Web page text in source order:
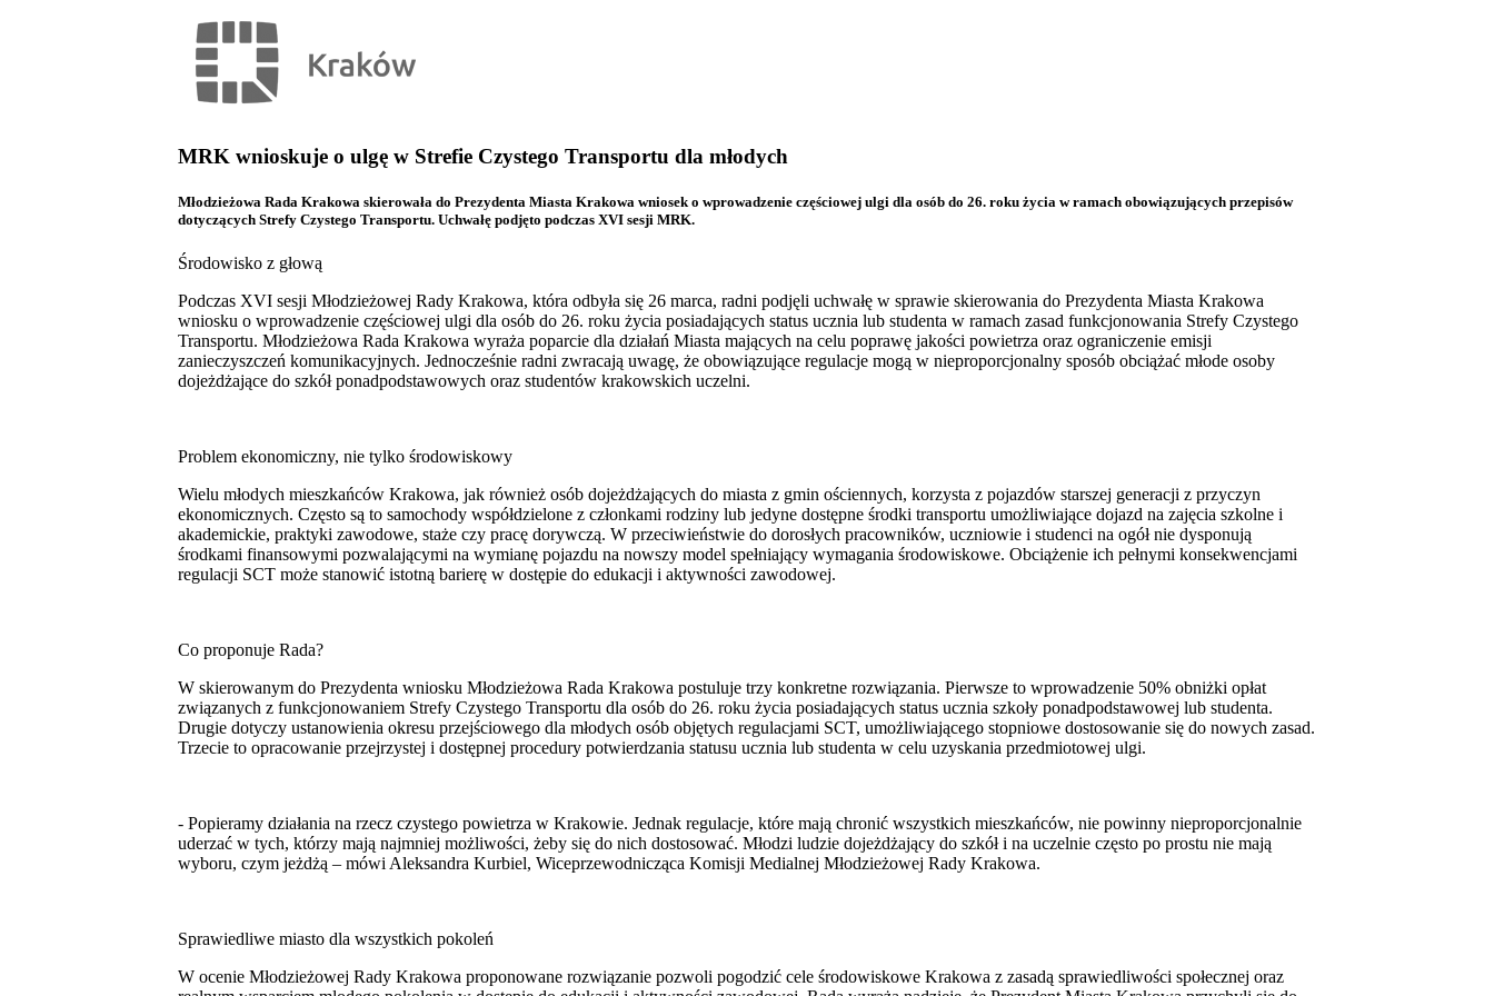
MRK wnioskuje o ulgę w Strefie Czystego Transportu dla młodych
Młodzieżowa Rada Krakowa skierowała do Prezydenta Miasta Krakowa wniosek o wprowadzenie częściowej ulgi dla osób do 26. roku życia w ramach obowiązujących przepisów
dotyczących Strefy Czystego Transportu. Uchwałę podjęto podczas XVI sesji MRK.
Środowisko z głową
Podczas XVI sesji Młodzieżowej Rady Krakowa, która odbyła się 26 marca, radni podjęli uchwałę w sprawie skierowania do Prezydenta Miasta Krakowa
wniosku o wprowadzenie częściowej ulgi dla osób do 26. roku życia posiadających status ucznia lub studenta w ramach zasad funkcjonowania Strefy Czystego
Transportu. Młodzieżowa Rada Krakowa wyraża poparcie dla działań Miasta mających na celu poprawę jakości powietrza oraz ograniczenie emisji
zanieczyszczeń komunikacyjnych. Jednocześnie radni zwracają uwagę, że obowiązujące regulacje mogą w nieproporcjonalny sposób obciążać młode osoby
dojeżdżające do szkół ponadpodstawowych oraz studentów krakowskich uczelni.
Problem ekonomiczny, nie tylko środowiskowy
Wielu młodych mieszkańców Krakowa, jak również osób dojeżdżających do miasta z gmin ościennych, korzysta z pojazdów starszej generacji z przyczyn
ekonomicznych. Często są to samochody współdzielone z członkami rodziny lub jedyne dostępne środki transportu umożliwiające dojazd na zajęcia szkolne i
akademickie, praktyki zawodowe, staże czy pracę dorywczą. W przeciwieństwie do dorosłych pracowników, uczniowie i studenci na ogół nie dysponują
środkami finansowymi pozwalającymi na wymianę pojazdu na nowszy model spełniający wymagania środowiskowe. Obciążenie ich pełnymi konsekwencjami
regulacji SCT może stanowić istotną barierę w dostępie do edukacji i aktywności zawodowej.
Co proponuje Rada?
W skierowanym do Prezydenta wniosku Młodzieżowa Rada Krakowa postuluje trzy konkretne rozwiązania. Pierwsze to wprowadzenie 50% obniżki opłat
związanych z funkcjonowaniem Strefy Czystego Transportu dla osób do 26. roku życia posiadających status ucznia szkoły ponadpodstawowej lub studenta.
Drugie dotyczy ustanowienia okresu przejściowego dla młodych osób objętych regulacjami SCT, umożliwiającego stopniowe dostosowanie się do nowych zasad.
Trzecie to opracowanie przejrzystej i dostępnej procedury potwierdzania statusu ucznia lub studenta w celu uzyskania przedmiotowej ulgi.
- Popieramy działania na rzecz czystego powietrza w Krakowie. Jednak regulacje, które mają chronić wszystkich mieszkańców, nie powinny nieproporcjonalnie
uderzać w tych, którzy mają najmniej możliwości, żeby się do nich dostosować. Młodzi ludzie dojeżdżający do szkół i na uczelnie często po prostu nie mają
wyboru, czym jeżdżą – mówi Aleksandra Kurbiel, Wiceprzewodnicząca Komisji Medialnej Młodzieżowej Rady Krakowa.
Sprawiedliwe miasto dla wszystkich pokoleń
W ocenie Młodzieżowej Rady Krakowa proponowane rozwiązanie pozwoli pogodzić cele środowiskowe Krakowa z zasadą sprawiedliwości społecznej oraz